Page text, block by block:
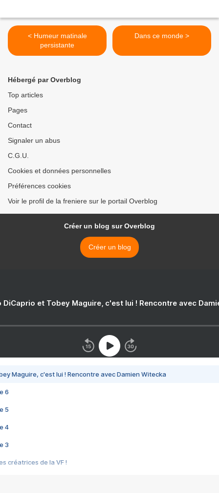
< Humeur matinale
persistante
Dans ce monde >
Hébergé par Overblog
Top articles
Pages
Contact
Signaler un abus
C.G.U.
Cookies et données personnelles
Préférences cookies
Voir le profil de la freniere sur le portail Overblog
Créer un blog sur Overblog
Créer un blog
DiCaprio et Tobey Maguire, c'est lui ! Rencontre avec
Maguire, c'est lui ! Rencontre avec Damien Witecka
6
5
4
3
créatrices de la VF !